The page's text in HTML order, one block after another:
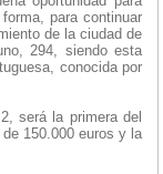
para continuar
de la ciudad de
294, siendo esta
conocida por
será la primera del
150.000 euros y la